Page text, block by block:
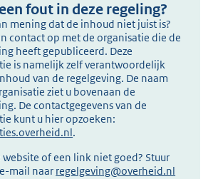
fout in deze regeling?
mening dat de inhoud niet juist is?
contact op met de organisatie die de
heeft gepubliceerd. Deze
is namelijk zelf verantwoordelijk
van de regelgeving. De naam
ziet u bovenaan de
De contactgegevens van de
kunt u hier opzoeken:
.
website of een link niet goed? Stuur
mail naar regelgeving@overheid.nl